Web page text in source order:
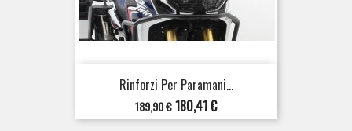
Rinforzi Per Paramani...
Prezzo
base
189,90 €Prezzo
180,41 €